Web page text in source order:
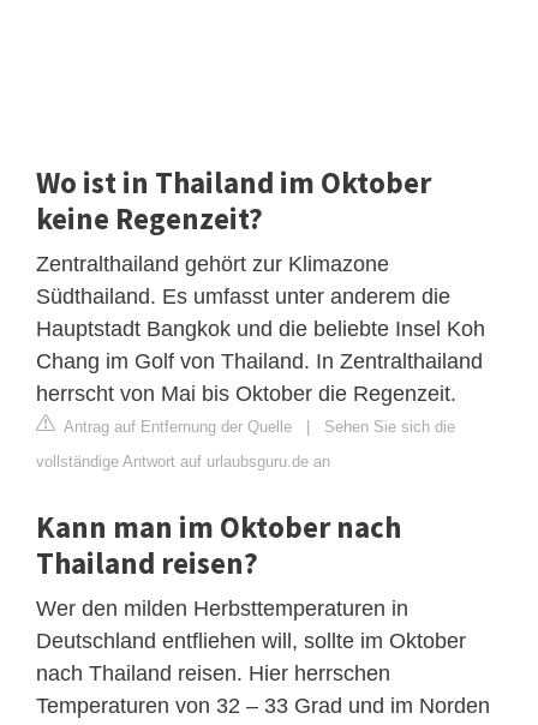
Wo ist in Thailand im Oktober
keine Regenzeit?
Zentralthailand gehört zur Klimazone
Südthailand. Es umfasst unter anderem die
Hauptstadt Bangkok und die beliebte Insel Koh
Chang im Golf von Thailand. In Zentralthailand
herrscht von Mai bis Oktober die Regenzeit.
Antrag auf Entfernung der Quelle
Sehen Sie sich die
vollständige Antwort auf urlaubsguru.de an
Kann man im Oktober nach
Thailand reisen?
Wer den milden Herbsttemperaturen in
Deutschland entfliehen will, sollte im Oktober
nach Thailand reisen. Hier herrschen
Temperaturen von 32 – 33 Grad und im Norden